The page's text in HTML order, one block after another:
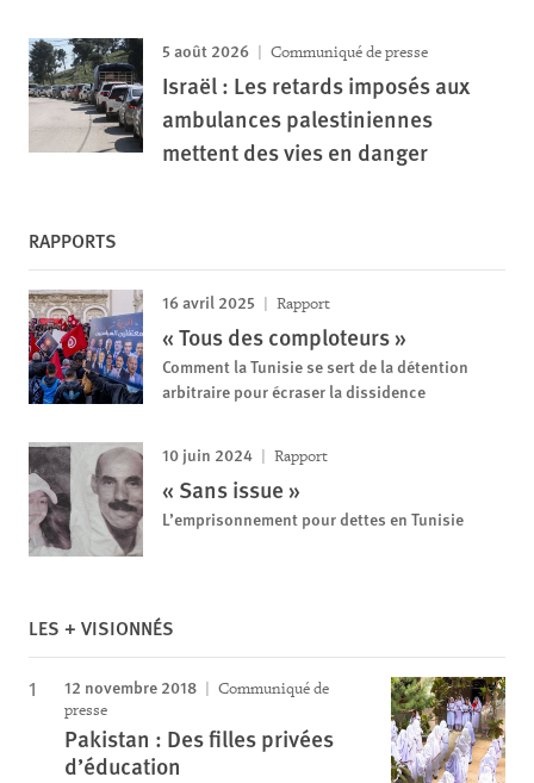
5 août 2026 Communiqué de presse
Israël : Les retards imposés aux
ambulances palestiniennes
mettent des vies en danger
RAPPORTS
16 avril 2025 Rapport
« Tous des comploteurs »
Comment la Tunisie se sert de la détention
arbitraire pour écraser la dissidence
10 juin 2024 Rapport
« Sans issue »
L’emprisonnement pour dettes en Tunisie
LES + VISIONNÉS
12 novembre 2018
Communiqué de
presse
Pakistan : Des filles privées
d’éducation